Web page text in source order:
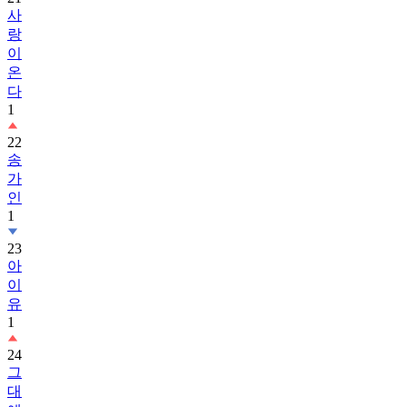
사
랑
이
온
다
1
22
송
가
인
1
23
아
이
유
1
24
그
대